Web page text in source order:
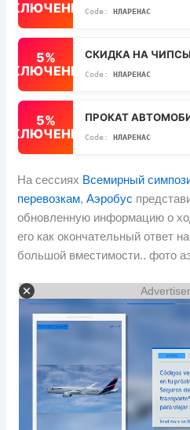
НЛАРЕНАС
5%
СКИДКА НА
НЛАРЕНАС
5%
ПРОКАТ
НЛАРЕНАС
На сессиях Всемирный
перевозкам,Аэробус
обновленную информацию о
его как окончательный ответ
большой вместимости.. фото